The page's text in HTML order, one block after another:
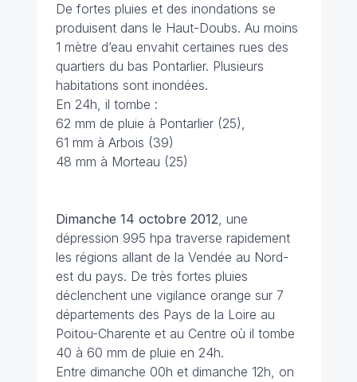
De fortes pluies et des inondations se
produisent dans le Haut-Doubs. Au moins
1 mètre d’eau envahit certaines rues des
quartiers du bas Pontarlier. Plusieurs
habitations sont inondées.
En 24h, il tombe :
62 mm de pluie à Pontarlier (25),
61 mm à Arbois (39)
48 mm à Morteau (25)
Dimanche 14 octobre 2012, une
dépression 995 hpa traverse rapidement
les régions allant de la Vendée au Nord-
est du pays. De très fortes pluies
déclenchent une vigilance orange sur 7
départements des Pays de la Loire au
Poitou-Charente et au Centre où il tombe
40 à 60 mm de pluie en 24h.
Entre dimanche 00h et dimanche 12h, on